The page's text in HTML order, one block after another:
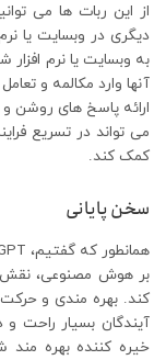
از این ربات ها می
دیگری در وبسایت یا
آنها وارد مکالمه و
ارائه پاسخ های روشن و
می تواند در تسریع
کمک کند.
سخن پایانی
بر هوش مصنوعی، نقش
کند. بهره مندی و حرکت
آیندگان بسیار راحت